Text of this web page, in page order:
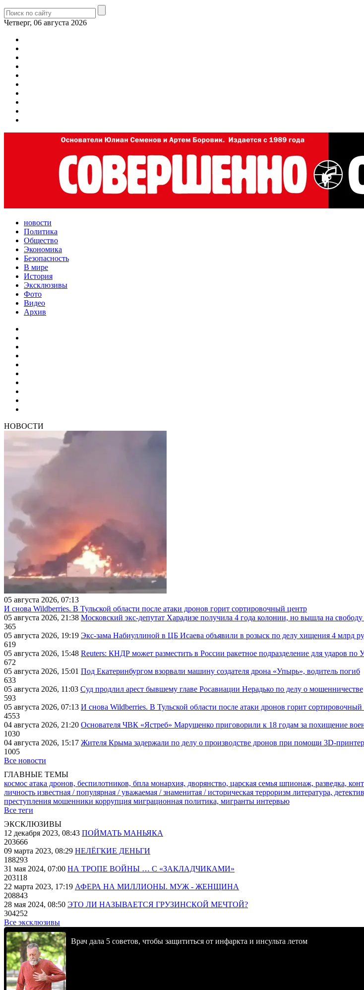
Четверг, 06 августа 2026
новости
Политика
Общество
Экономика
Безопасность
В мире
История
Эксклюзивы
Фото
Видео
Архив
НОВОСТИ
05 августа 2026, 07:13
И снова Wildberries. В Тульской области после атаки дронов горит сортировочный центр
05 августа 2026, 21:38 Московский экс-депутат Харадизе получила 4 года колонии, но вышла на свободу
365
05 августа 2026, 19:19 Экс-зама Набиуллиной в ЦБ Исаева объявили в розыск по делу хищения 4 млрд
619
05 августа 2026, 15:48 Reuters: КНДР может разместить в России ракетное подразделение для ударов по
672
05 августа 2026, 15:01 Под Екатеринбургом взорвали машину создателя дрона «Упырь», водитель погиб
633
05 августа 2026, 11:03 Суд продлил арест бывшему главе Росавиации Нерадько по делу о мошенничестве
593
05 августа 2026, 07:13 И снова Wildberries. В Тульской области после атаки дронов горит сортировочный
4553
04 августа 2026, 21:20 Основателя ЧВК «Ястреб» Марущенко приговорили к 18 годам за похищение
1030
04 августа 2026, 15:17 Жителя Крыма задержали по делу о производстве дронов при помощи
1005
Все новости
ГЛАВНЫЕ ТЕМЫ
космос атака дронов, беспилотников, бпла монархия, дворянство, царская семья шпионаж, разведка,
личность известная / популярная / уважаемая / знаменитая / историческая терроризм литература,
преступления мошенники коррупция миграционная политика, мигранты интервью
Все теги
ЭКСКЛЮЗИВЫ
12 декабря 2023, 08:43 ПОЙМАТЬ МАНЬЯКА
203666
09 марта 2023, 08:29 НЕЛЁГКИЕ ДЕНЬГИ
188293
31 мая 2024, 07:00 НА ТРОПЕ ВОЙНЫ … С «ЗАКЛАДЧИКАМИ»
203118
22 марта 2023, 17:19 АФЕРА НА МИЛЛИОНЫ. МУЖ - ЖЕНЩИНА
208843
28 мая 2024, 08:50 ЭТО ЛИ НАЗЫВАЕТСЯ ГРУЗИНСКОЙ МЕЧТОЙ?
304252
Все эксклюзивы
Врач дала 5 советов, чтобы защититься от инфаркта и инсульта летом